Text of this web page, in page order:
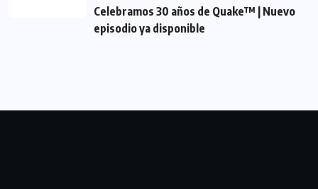
Celebramos 30 años de Quake™ | Nuevo
episodio ya disponible